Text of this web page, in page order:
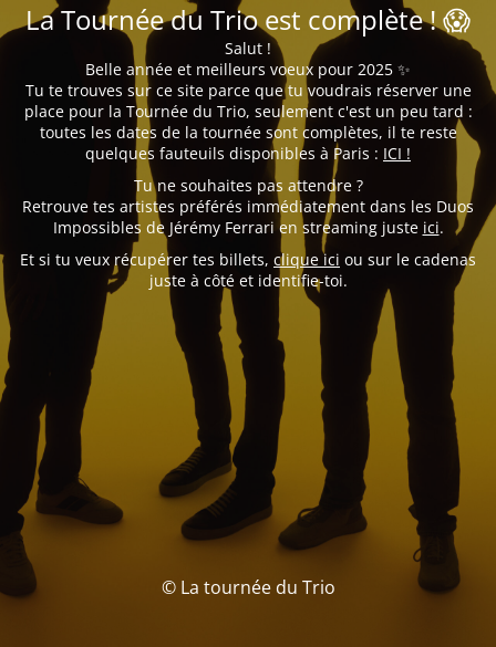
La Tournée du Trio est complète ! 😱
Salut !
Belle année et meilleurs voeux pour 2025 ✨
Tu te trouves sur ce site parce que tu voudrais réserver une
place pour la Tournée du Trio, seulement c'est un peu tard :
toutes les dates de la tournée sont complètes, il te reste
quelques fauteuils disponibles à Paris : ICI !
Tu ne souhaites pas attendre ?
Retrouve tes artistes préférés immédiatement dans les Duos
Impossibles de Jérémy Ferrari en streaming juste ici.
Et si tu veux récupérer tes billets, clique ici ou sur le cadenas
juste à côté et identifie-toi.
© La tournée du Trio